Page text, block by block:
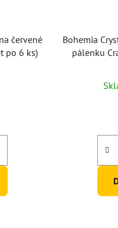
červené
po 6 ks)
Bohemia
pálenku